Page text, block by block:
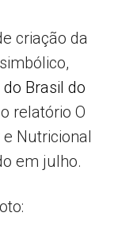
criação da
Brasil do
relatório O
Nutricional
em julho.